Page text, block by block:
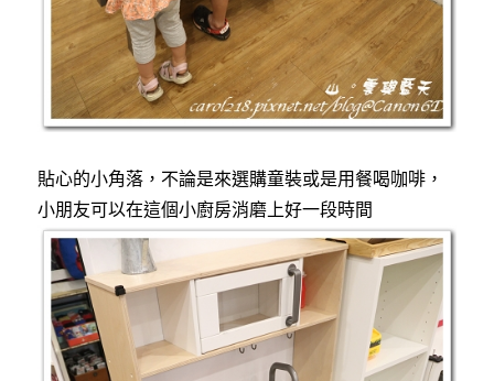
貼心的小角落，不論是來選購童裝或是用餐喝咖啡，
小朋友可以在這個小廚房消磨上好一段時間